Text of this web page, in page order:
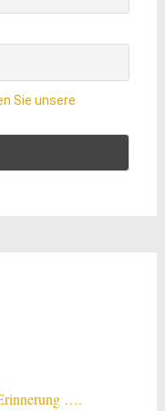
Sie unsere
….